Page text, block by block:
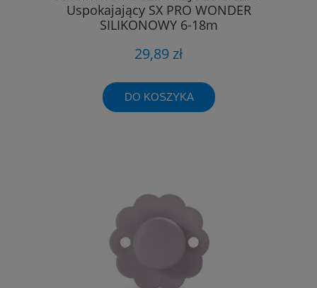
Uspokajający SX PRO WONDER
SILIKONOWY 6-18m
29,89 zł
DO KOSZYKA